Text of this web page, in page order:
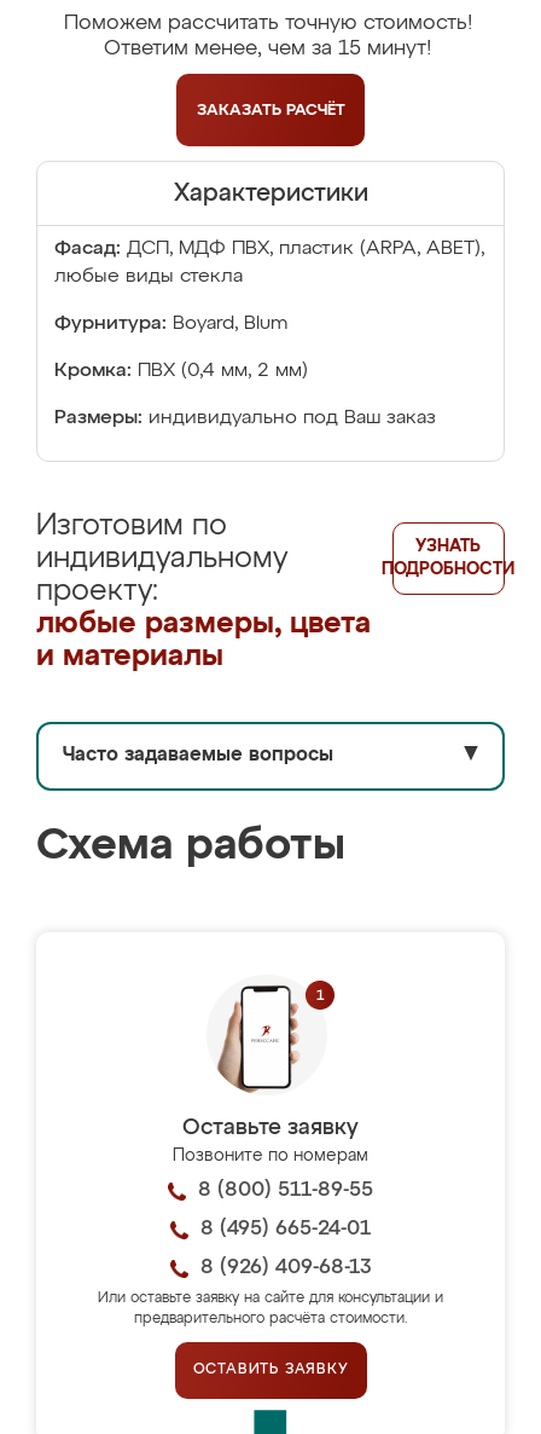
Поможем рассчитать точную стоимость!
Ответим менее, чем за 15 минут!
ЗАКАЗАТЬ РАСЧЁТ
Характеристики
Фасад: ДСП, МДФ ПВХ, пластик (ARPA, ABET),
любые виды стекла
Фурнитура: Boyard, Blum
Кромка: ПВХ (0,4 мм, 2 мм)
Размеры: индивидуально под Ваш заказ
Изготовим по
индивидуальному
проекту:
любые размеры, цвета
и материалы
УЗНАТЬ
ПОДРОБНОСТИ
Часто задаваемые вопросы ▼
Схема работы
Оставьте заявку
Позвоните по номерам
8 (800) 511-89-55
8 (495) 665-24-01
8 (926) 409-68-13
Или оставьте заявку на сайте для консультации и
предварительного расчёта стоимости.
ОСТАВИТЬ ЗАЯВКУ